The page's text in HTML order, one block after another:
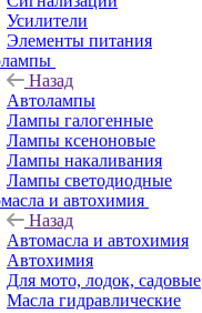
Усилители
Элементы питания
Назад
Автолампы
Лампы галогенные
Лампы ксеноновые
Лампы накаливания
Лампы светодиодные
и автохимия
Назад
Автомасла и автохимия
Автохимия
Для мото, лодок, садовые
Масла гидравлические